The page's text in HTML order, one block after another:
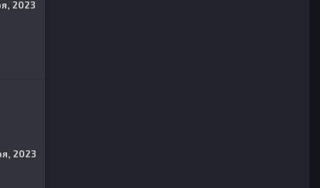
2023
2023